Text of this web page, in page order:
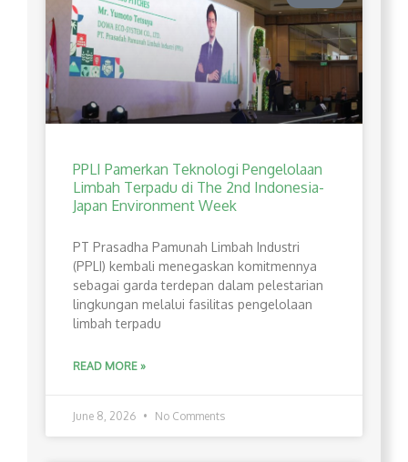
PPLI Pamerkan Teknologi Pengelolaan
Limbah Terpadu di The 2nd Indonesia-
Japan Environment Week
PT Prasadha Pamunah Limbah Industri
(PPLI) kembali menegaskan komitmennya
sebagai garda terdepan dalam pelestarian
lingkungan melalui fasilitas pengelolaan
limbah terpadu
READ MORE »
June 8, 2026 No Comments